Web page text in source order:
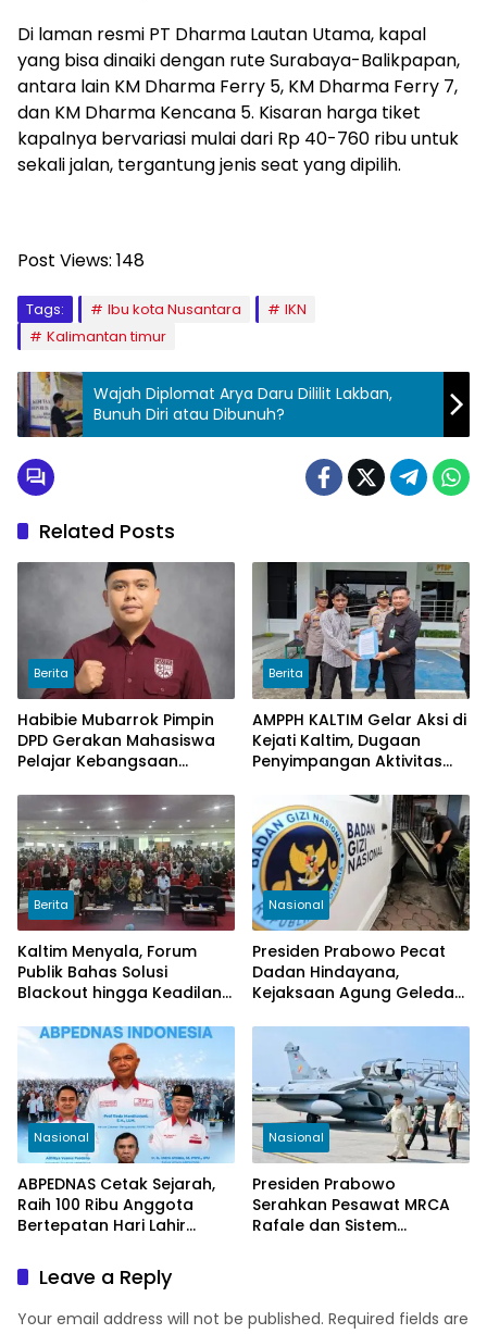
Di laman resmi PT Dharma Lautan Utama, kapal
yang bisa dinaiki dengan rute Surabaya-Balikpapan,
antara lain KM Dharma Ferry 5, KM Dharma Ferry 7,
dan KM Dharma Kencana 5. Kisaran harga tiket
kapalnya bervariasi mulai dari Rp 40-760 ribu untuk
sekali jalan, tergantung jenis seat yang dipilih.
Post Views: 148
Tags: Ibu kota Nusantara
IKN
Kalimantan timur
Wajah Diplomat Arya Daru Dililit Lakban,
Bunuh Diri atau Dibunuh?
Related Posts
Berita
Habibie Mubarrok Pimpin
DPD Gerakan Mahasiswa
Pelajar Kebangsaan
Berita
AMPPH KALTIM Gelar Aksi di
Kejati Kaltim, Dugaan
Penyimpangan Aktivitas
Sawit di Logpond Tubaan
Berita
Kaltim Menyala, Forum
Publik Bahas Solusi
Blackout hingga Keadilan
Nasional
Presiden Prabowo Pecat
Dadan Hindayana,
Kejaksaan Agung Geledah
Nasional
ABPEDNAS Cetak Sejarah,
Raih 100 Ribu Anggota
Bertepatan Hari Lahir
Nasional
Presiden Prabowo
Serahkan Pesawat MRCA
Rafale dan Sistem
Leave a Reply
Your email address will not be published. Required fields are